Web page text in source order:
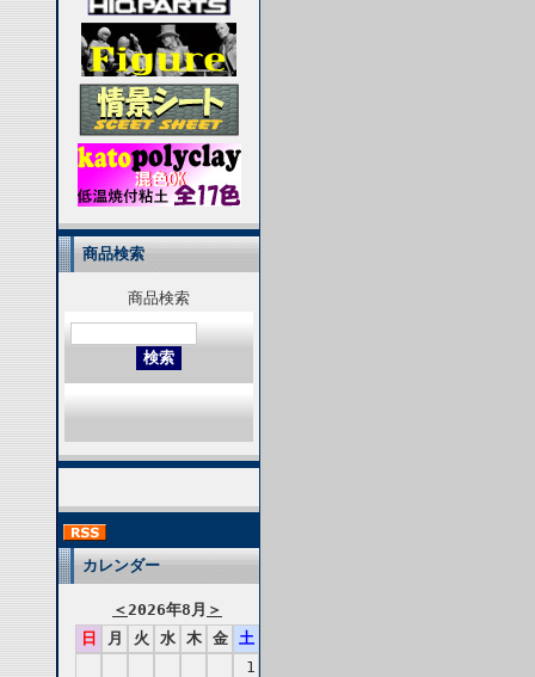
商品検索
商品検索
カレンダー
＜2026年8月 ＞
日
月 火 水 木 金
土
1